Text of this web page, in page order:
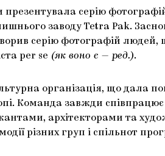
презентувала серію
заводу Tetra Pak.
серію фотографій людей,
per se (як воно є — ред.).
організація, що дала
Команда завжди
архітекторами та
різних груп і спільнот